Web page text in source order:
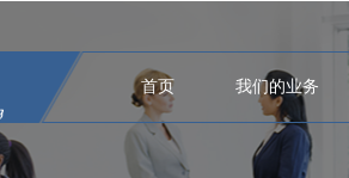
首页 我们的业务